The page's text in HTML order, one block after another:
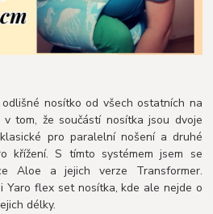
nosítko od všech ostatních na
tom, že součástí nosítka jsou dvoje
pro paralelní nošení a druhé
křížení. S tímto systémem jsem se
Aloe a jejich verze Transformer.
Yaro flex set nosítka, kde ale nejde o
délky.